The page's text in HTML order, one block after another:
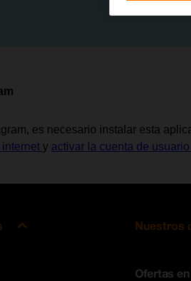
es necesario instalar esta
y activar la cuenta de usuario
Nuestros
Ofertas